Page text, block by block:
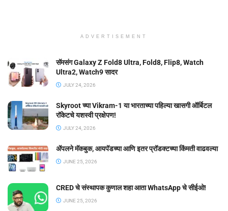
ADVERTISEMENT
सॅमसंग Galaxy Z Fold8 Ultra, Fold8, Flip8, Watch
Ultra2, Watch9 सादर
JULY 24, 2026
Skyroot च्या Vikram-1 या भारताच्या पहिल्या खासगी ऑर्बिटल
रॉकेटचे यशस्वी प्रक्षेपण!
JULY 24, 2026
ॲपलने मॅकबुक, आयपॅडच्या आणि इतर प्रॉडक्टच्या किंमती वाढवल्या
JUNE 25, 2026
CRED चे संस्थापक कुणाल शहा आता WhatsApp चे सीईओ!
JUNE 25, 2026